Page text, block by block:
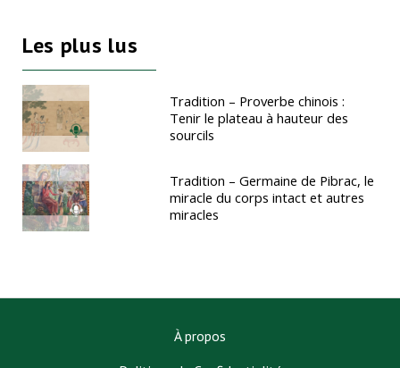
Les plus lus
Tradition – Proverbe chinois :
Tenir le plateau à hauteur des
sourcils
Tradition – Germaine de Pibrac, le
miracle du corps intact et autres
miracles
À propos